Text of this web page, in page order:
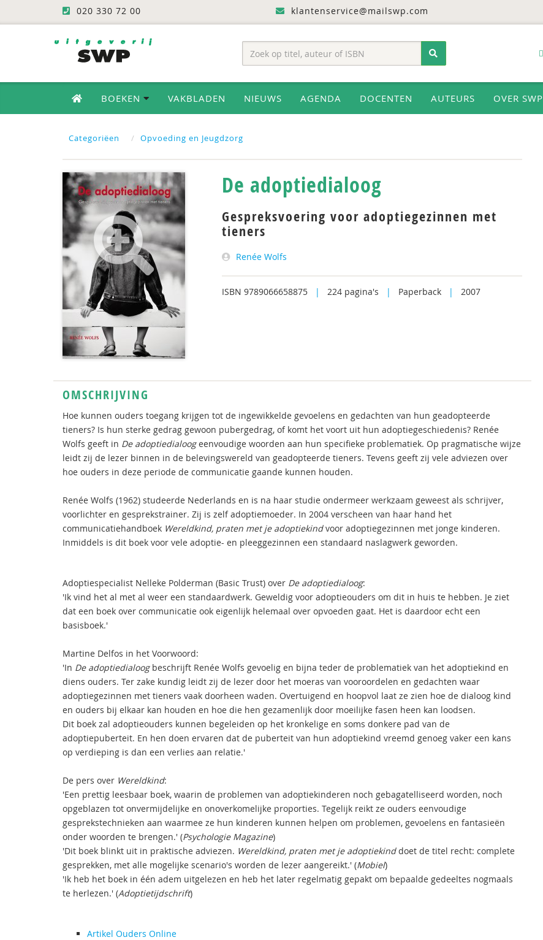
020 330 72 00 klantenservice@mailswp.com
BOEKEN VAKBLADEN NIEUWS AGENDA DOCENTEN AUTEURS OVER SWP
Categoriëen Opvoeding en Jeugdzorg
De adoptiedialoog
Gespreksvoering voor adoptiegezinnen met
tieners
Renée Wolfs
ISBN 9789066658875 | 224 pagina's | Paperback | 2007
OMSCHRIJVING
Hoe kunnen ouders toegang krijgen tot de ingewikkelde gevoelens en gedachten van hun geadopteerde
tieners? Is hun sterke gedrag gewoon pubergedrag, of komt het voort uit hun adoptiegeschiedenis? Renée
Wolfs geeft in De adoptiedialoogeenvoudige woorden aan hun specifieke problematiek. Op pragmatische wijze
leidt zij de lezer binnen in de belevingswereld van geadopteerde tieners. Tevens geeft zij vele adviezen over
hoe ouders in deze periode de communicatie gaande kunnen houden.
Renée Wolfs (1962) studeerde Nederlands en is na haar studie ondermeer werkzaam geweest als schrijver,
voorlichter en gesprekstrainer. Zij is zelf adoptiemoeder. In 2004 verscheen van haar hand het
communicatiehandboek Wereldkind, praten met je adoptiekindvoor adoptiegezinnen met jonge kinderen.
Inmiddels is dit boek voor vele adoptie- en pleeggezinnen een standaard naslagwerk geworden.
Adoptiespecialist Nelleke Polderman (Basic Trust) over De adoptiedialoog:
'Ik vind het al met al weer een standaardwerk. Geweldig voor adoptieouders om dit in huis te hebben. Je ziet
dat een boek over communicatie ook eigenlijk helemaal over opvoeden gaat. Het is daardoor echt een
basisboek.'
Martine Delfos in het Voorwoord:
'In De adoptiedialoogbeschrijft Renée Wolfs gevoelig en bijna teder de problematiek van het adoptiekind en
diens ouders. Ter zake kundig leidt zij de lezer door het moeras van vooroordelen en gedachten waar
adoptiegezinnen met tieners vaak doorheen waden. Overtuigend en hoopvol laat ze zien hoe de dialoog kind
en ouders bij elkaar kan houden en hoe die hen gezamenlijk door moeilijke fasen heen kan loodsen.
Dit boek zal adoptieouders kunnen begeleiden op het kronkelige en soms donkere pad van de
adoptiepuberteit. En hen doen ervaren dat de puberteit van hun adoptiekind vreemd genoeg vaker een kans
op verdieping is dan een verlies aan relatie.'
De pers over Wereldkind:
'Een prettig leesbaar boek, waarin de problemen van adoptiekinderen noch gebagatelliseerd worden, noch
opgeblazen tot onvermijdelijke en onoverkomelijke proporties. Tegelijk reikt ze ouders eenvoudige
gesprekstechnieken aan waarmee ze hun kinderen kunnen helpen om problemen, gevoelens en fantasieën
onder woorden te brengen.' (Psychologie Magazine)
'Dit boek blinkt uit in praktische adviezen. Wereldkind, praten met je adoptiekinddoet de titel recht: complete
gesprekken, met alle mogelijke scenario's worden de lezer aangereikt.' (Mobiel)
'Ik heb het boek in één adem uitgelezen en heb het later regelmatig gepakt om bepaalde gedeeltes nogmaals
te herlezen.' (Adoptietijdschrift)
Artikel Ouders Online